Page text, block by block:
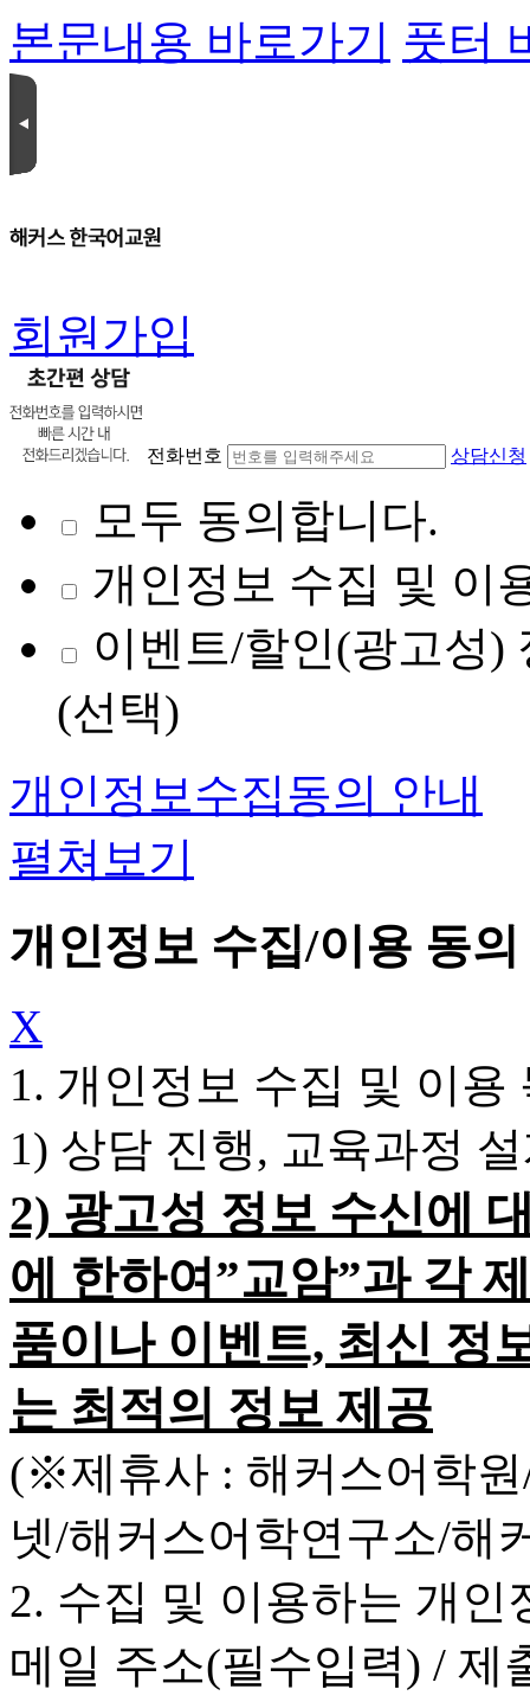
본문내용 바로가기 풋터
회원가입
전화번호 상담신청
모두 동의합니다.
개인정보 수집 및 이
이벤트/할인(광고성)
(선택)
개인정보수집동의 안내
펼쳐보기
개인정보 수집/이용 동
X
1. 개인정보 수집 및 이용
1) 상담 진행, 교육과정
2) 광고성 정보 수신에
에 한하여”교암”과 각
품이나 이벤트, 최신 정
는 최적의 정보 제공
(※제휴사 : 해커스어학
넷/해커스어학연구소/해
2. 수집 및 이용하는 개
메일 주소(필수입력) / 제